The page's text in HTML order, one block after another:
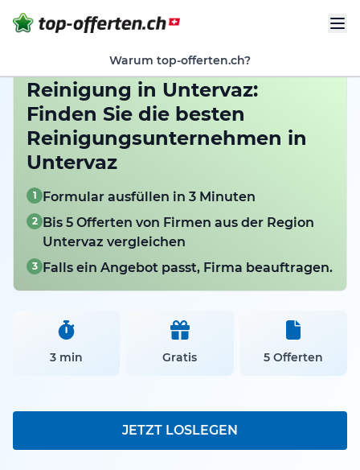
Warum top-offerten.ch?
Reinigung in Untervaz:
Finden Sie die besten
Reinigungsunternehmen in
Untervaz
1 Formular ausfüllen in 3 Minuten
2 Bis 5 Offerten von Firmen aus der Region
Untervaz vergleichen
3 Falls ein Angebot passt, Firma beauftragen.
3 min Gratis 5 Offerten
JETZT LOSLEGEN